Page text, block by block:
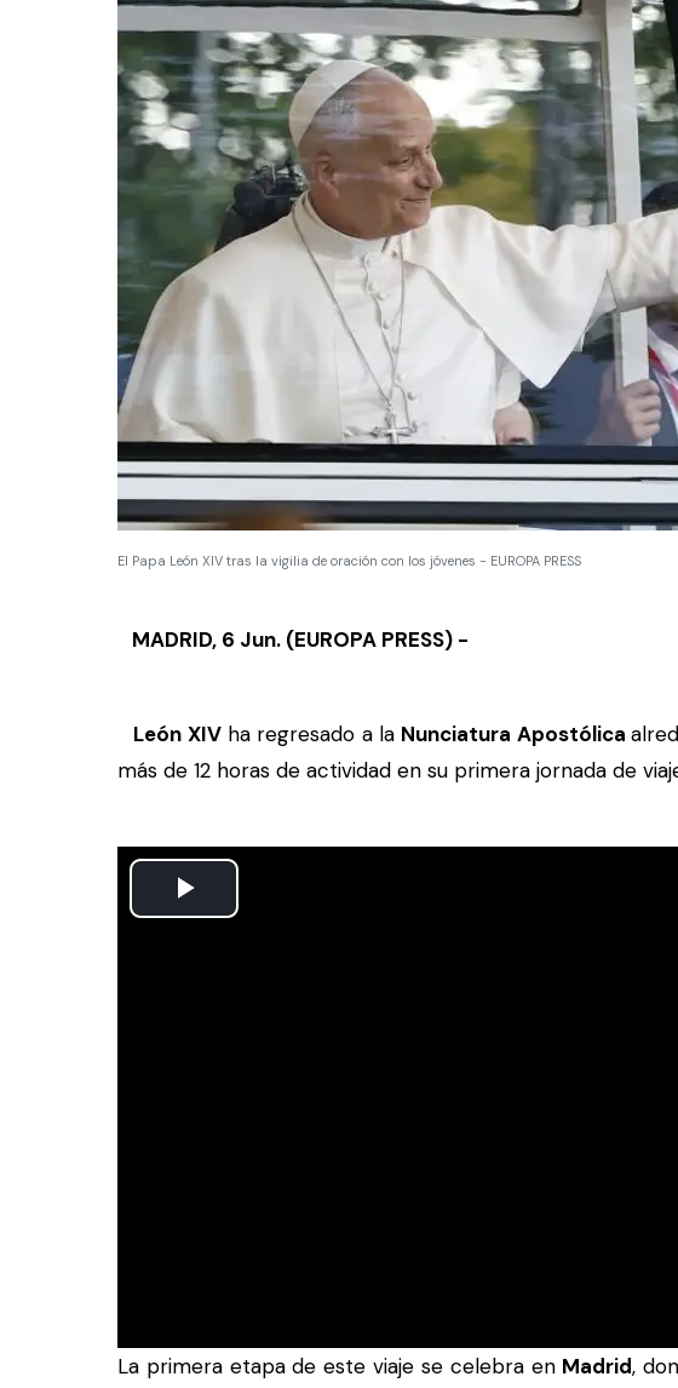
El Papa León XIV tras la vigilia de oración con los jóvenes - EUROPA PRESS
MADRID, 6 Jun. (EUROPA PRESS) -
León XIVha regresado a la Nunciatura Apostólica
más de 12 horas de actividad en su primera jornada de
La primera etapa de este viaje se celebra en Madrid,